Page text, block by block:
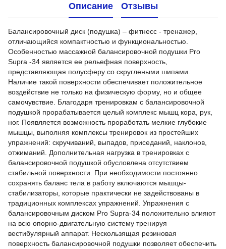
Описание Отзывы
Балансировочный диск (подушка) – фитнесс - тренажер,
отличающийся компактностью и функциональностью.
Особенностью массажной балансировочной подушки Pro
Supra -34 является ее рельефная поверхность,
представляющая полусферу со скруглеными шипами.
Наличие такой поверхности обеспечивает положительное
воздействие не только на физическую форму, но и общее
самочувствие. Благодаря тренировкам с балансировочной
подушкой прорабатывается целый комплекс мышц кора, рук,
ног. Появляется возможность проработать мелкие глубокие
мышцы, выполняя комплексы тренировок из простейших
упражнений: скручиваний, выпадов, приседаний, наклонов,
отжиманий. Дополнительная нагрузка в тренировках с
балансировочной подушкой обусловлена отсутствием
стабильной поверхности. При необходимости постоянно
сохранять баланс тела в работу включаются мышцы-
стабилизаторы, которые практически не задействованы в
традиционных комплексах упражнений. Упражнения с
балансировочным диском Pro Supra-34 положительно влияют
на всю опорно-двигательную систему тренируя
вестибулярный аппарат. Нескользящая резиновая
поверхность балансировочной подушки позволяет обеспечить